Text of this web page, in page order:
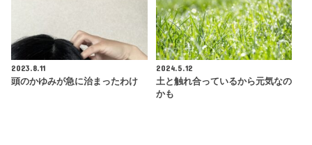
2023.8.11
頭のかゆみが急に治まったわけ
2024.5.12
土と触れ合っているから元気なの
かも